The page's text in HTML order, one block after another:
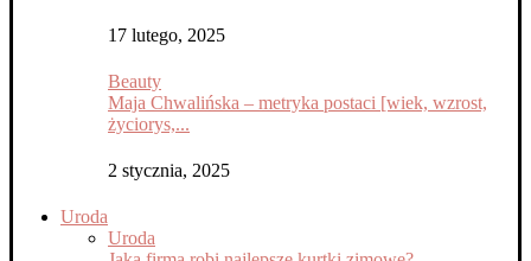
17 lutego, 2025
Beauty
Maja Chwalińska – metryka postaci [wiek, wzrost,
życiorys,...
2 stycznia, 2025
Uroda
Uroda